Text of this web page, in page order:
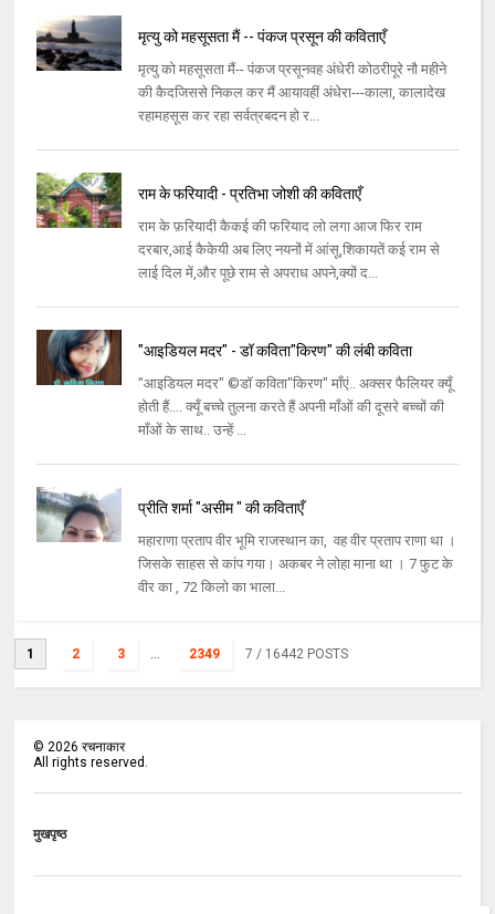
मृत्यु को महसूसता मैं -- पंकज प्रसून की कविताएँ
मृत्यु को महसूसता मैं-- पंकज प्रसूनवह अंधेरी कोठरीपूरे नौ महीने
की कैदजिससे निकल कर मैं आयावहीं अंधेरा---काला, कालादेख
रहामहसूस कर रहा सर्वत्रबदन हो र...
राम के फरियादी - प्रतिभा जोशी की कविताएँ
राम के फ़रियादी कैकई की फरियाद लो लगा आज फिर राम
दरबार,आई कैकेयी अब लिए नयनों में आंसू,शिकायतें कई राम से
लाई दिल में,और पूछे राम से अपराध अपने,क्यों द...
"आइडियल मदर" - डॉ कविता"किरण" की लंबी कविता
"आइडियल मदर" ©डॉ कविता"किरण" माँएं.. अक्सर फैलियर क्यूँ
होती हैं.... क्यूँ बच्चे तुलना करते हैं अपनी माँओं की दूसरे बच्चों की
माँओं के साथ.. उन्हें ...
प्रीति शर्मा "असीम " की कविताएँ
महाराणा प्रताप वीर भूमि राजस्थान का, वह वीर प्रताप राणा था ।
जिसके साहस से कांप गया। अकबर ने लोहा माना था । 7 फुट के
वीर का , 72 किलो का भाला...
1 2 3 ... 2349 7 / 16442 POSTS
©2026 रचनाकार
All rights reserved.
मुखपृष्ठ